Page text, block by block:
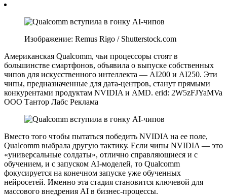
Изображение: Remus Rigo / Shutterstock.com
Американская Qualcomm, чьи процессоры стоят в
большинстве смартфонов, объявила о выпуске собственных
чипов для искусственного интеллекта — AI200 и AI250. Эти
чипы, предназначенные для дата-центров, станут прямыми
конкурентами продуктам NVIDIA и AMD. erid: 2W5zFJYaMVa
ООО Тантор Лабс Реклама
Вместо того чтобы пытаться победить NVIDIA на ее поле,
Qualcomm выбрала другую тактику. Если чипы NVIDIA — это
«универсальные солдаты», отлично справляющиеся и с
обучением, и с запуском AI-моделей, то Qualcomm
фокусируется на конечном запуске уже обученных
нейросетей. Именно эта стадия становится ключевой для
массового внедрения AI в бизнес-процессы.